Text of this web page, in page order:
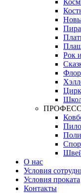
Рок
О нас
Условия
Условия проката
Контакты